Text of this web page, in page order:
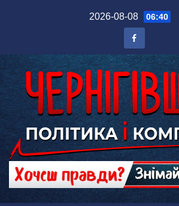
2026-08-08 06:40